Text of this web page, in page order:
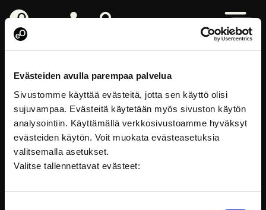
Evästeiden avulla parempaa palvelua
Sivustomme käyttää evästeitä, jotta sen käyttö olisi
sujuvampaa. Evästeitä käytetään myös sivuston käytön
analysointiin. Käyttämällä verkkosivustoamme hyväksyt
evästeiden käytön. Voit muokata evästeasetuksia
valitsemalla asetukset.
Valitse tallennettavat evästeet:
eOppiva - Till startsidan
Logga inSök på webbplatsen Öppna